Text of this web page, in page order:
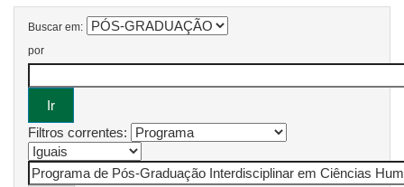
Buscar em:
por
Filtros correntes: